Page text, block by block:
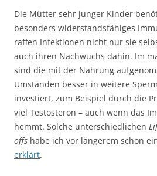
Die Mütter sehr junger Kinder
besonders widerstandsfähiges
raffen Infektionen nicht nur sie
auch ihren Nachwuchs dahin. Im
sind die mit der Nahrung
Umständen besser in weitere
investiert, zum Beispiel durch die
viel Testosteron – auch wenn das
hemmt. Solche unterschiedlichen
offs habe ich vor längerem schon
erklärt.